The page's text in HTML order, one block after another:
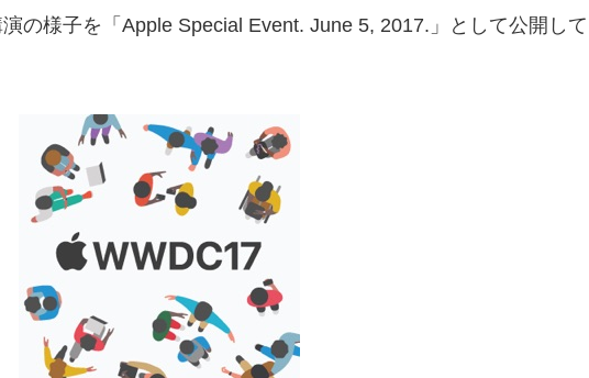
の様子を「Apple Special Event. June 5, 2017.」として公開して